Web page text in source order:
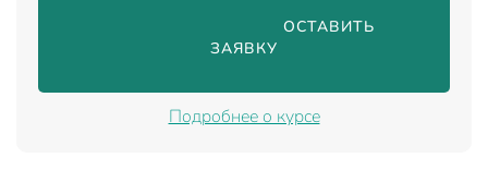
                                ОСТАВИТЬ
ЗАЯВКУ
Подробнее о курсе